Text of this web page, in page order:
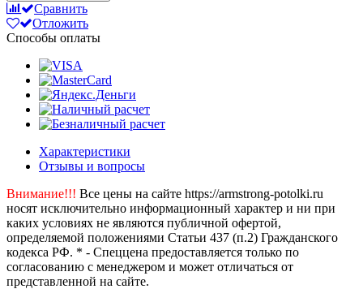
Сравнить
Отложить
Способы оплаты
Характеристики
Отзывы и вопросы
Внимание!!! Все цены на сайте https://armstrong-potolki.ru
носят исключительно информационный характер и ни при
каких условиях не являются публичной офертой,
определяемой положениями Статьи 437 (п.2) Гражданского
кодекса РФ. * - Спеццена предоставляется только по
согласованию с менеджером и может отличаться от
представленной на сайте.